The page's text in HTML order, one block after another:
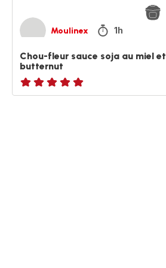
Moulinex 1h
Chou-fleur sauce soja au miel et
butternut
ratings.NaN